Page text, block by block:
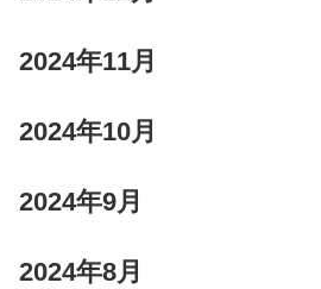
2024年11月
2024年10月
2024年9月
2024年8月